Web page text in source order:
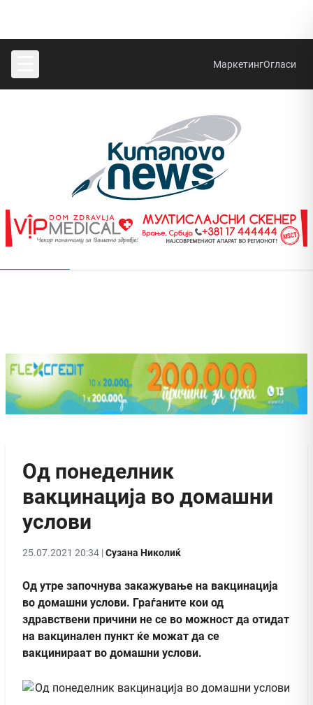
МаркетингОгласи
Од понеделник
вакцинација во домашни
услови
25.07.2021 20:34 |Сузана Николиќ
Од утре започнува закажување на вакцинација
во домашни услови. Граѓаните кои од
здравствени причини не се во можност да отидат
на вакцинален пункт ќе можат да се
вакцинираат во домашни услови.